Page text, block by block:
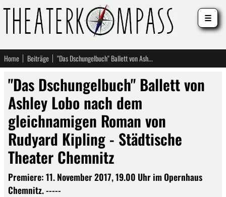
Home Beiträge "Das Dschungelbuch" Ballett von Ashley Lobo nach dem gleichnamigen Roman von Rudyard Kipling - Städtische Theater Chemnitz
"Das Dschungelbuch" Ballett von
Ashley Lobo nach dem
gleichnamigen Roman von
Rudyard Kipling - Städtische
Theater Chemnitz
Premiere: 11. November 2017, 19.00 Uhr im Opernhaus
Chemnitz. -----
☰